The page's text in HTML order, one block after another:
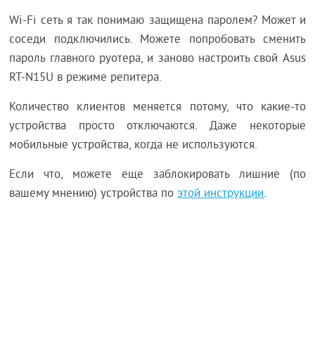
Wi-Fi сеть я так понимаю защищена паролем? Может и
соседи подключились. Можете попробовать сменить
пароль главного руотера, и заново настроить свой Asus
RT-N15U в режиме репитера.
Количество клиентов меняется потому, что какие-то
устройства просто отключаются. Даже некоторые
мобильные устройства, когда не используются.
Если что, можете еще заблокировать лишние (по
вашему мнению) устройства поэтой инструкции.